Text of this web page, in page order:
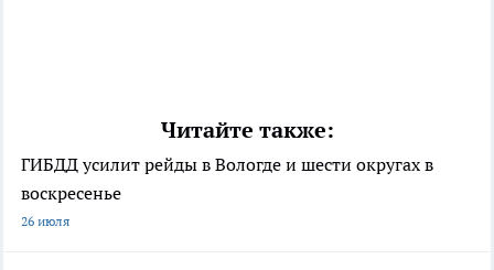
Читайте также:
ГИБДД усилит рейды в Вологде и шести округах в
воскресенье
26 июля